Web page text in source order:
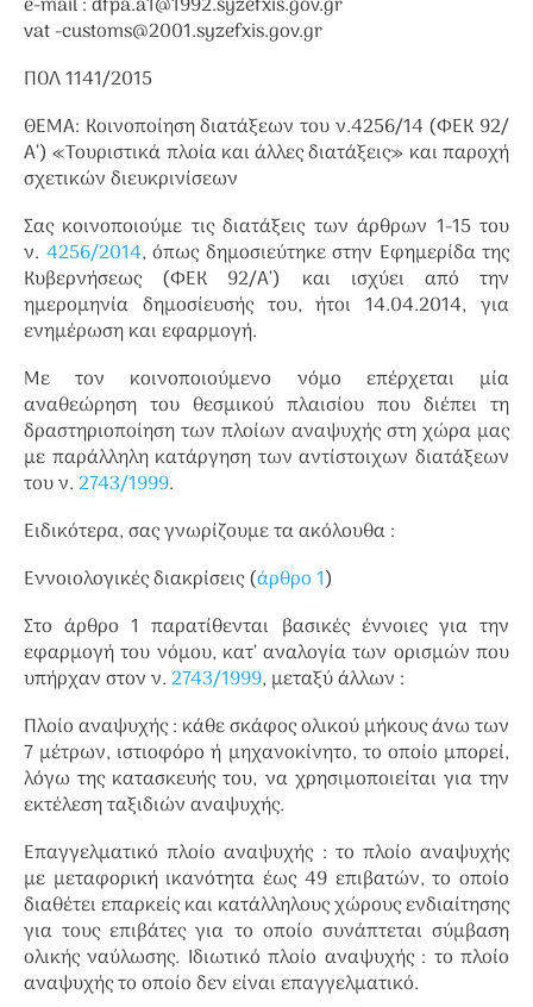
vat -customs@2001.syzefxis.gov.gr
ΠΟΛ 1141/2015
ΘΕΜΑ: Κοινοποίηση διατάξεων του ν.4256/14 (ΦΕΚ 92/
Α’) «Τουριστικά πλοία και άλλες διατάξεις» και παροχή
σχετικών διευκρινίσεων
Σας κοινοποιούμε τις διατάξεις των άρθρων 1-15 του
ν. 4256/2014, όπως δημοσιεύτηκε στην Εφημερίδα της
Κυβερνήσεως (ΦΕΚ 92/Α’) και ισχύει από την
ημερομηνία δημοσίευσής του, ήτοι 14.04.2014, για
ενημέρωση και εφαρμογή.
Με τον κοινοποιούμενο νόμο επέρχεται μία
αναθεώρηση του θεσμικού πλαισίου που διέπει τη
δραστηριοποίηση των πλοίων αναψυχής στη χώρα μας
με παράλληλη κατάργηση των αντίστοιχων διατάξεων
του ν.2743/1999.
Ειδικότερα, σας γνωρίζουμε τα ακόλουθα :
Εννοιολογικές διακρίσεις (άρθρο 1)
Στο άρθρο 1 παρατίθενται βασικές έννοιες για την
εφαρμογή του νόμου, κατ’ αναλογία των ορισμών που
υπήρχαν στον ν.2743/1999, μεταξύ άλλων :
Πλοίο αναψυχής : κάθε σκάφος ολικού μήκους άνω των
7 μέτρων, ιστιοφόρο ή μηχανοκίνητο, το οποίο μπορεί,
λόγω της κατασκευής του, να χρησιμοποιείται για την
εκτέλεση ταξιδιών αναψυχής.
Επαγγελματικό πλοίο αναψυχής : το πλοίο αναψυχής
με μεταφορική ικανότητα έως 49 επιβατών, το οποίο
διαθέτει επαρκείς και κατάλληλους χώρους ενδιαίτησης
για τους επιβάτες για το οποίο συνάπτεται σύμβαση
ολικής ναύλωσης. Ιδιωτικό πλοίο αναψυχής : το πλοίο
αναψυχής το οποίο δεν είναι επαγγελματικό.